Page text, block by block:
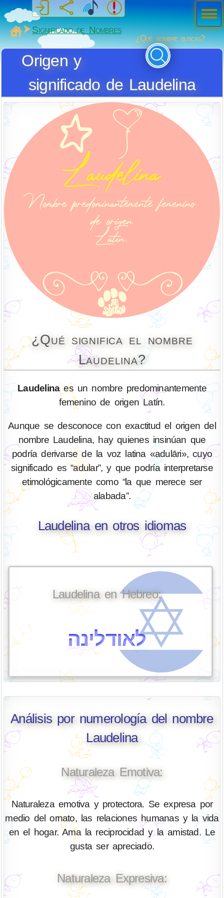
MiSabueso
Significado de Nombres
¿Qué nombre buscas?
Origen y
significado de Laudelina
¿Qué significa el nombre
Laudelina?
Laudelinaes un nombre predominantemente
femenino de origen Latín.
Aunque se desconoce con exactitud el origen del
nombre Laudelina, hay quienes insinúan que
podría derivarse de la voz latina «adulāri», cuyo
significado es “adular”, y que podría interpretarse
etimológicamente como “la que merece ser
alabada”.
Laudelina en otros idiomas
Laudelina en Hebreo:
לאודלינה
Análisis por numerología del nombre
Laudelina
Naturaleza Emotiva:
Naturaleza emotiva y protectora. Se expresa por
medio del ornato, las relaciones humanas y la vida
en el hogar. Ama la reciprocidad y la amistad. Le
gusta ser apreciado.
Naturaleza Expresiva:
Men
ú